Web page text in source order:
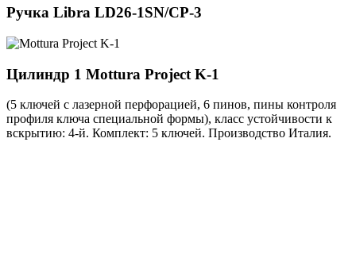
Ручка Libra LD26-1SN/CP-3
Цилиндр 1 Mottura Project K-1
(5 ключей с лазерной перфорацией, 6 пинов, пины контроля
профиля ключа специальной формы), класс устойчивости к
вскрытию: 4-й. Комплект: 5 ключей. Производство Италия.